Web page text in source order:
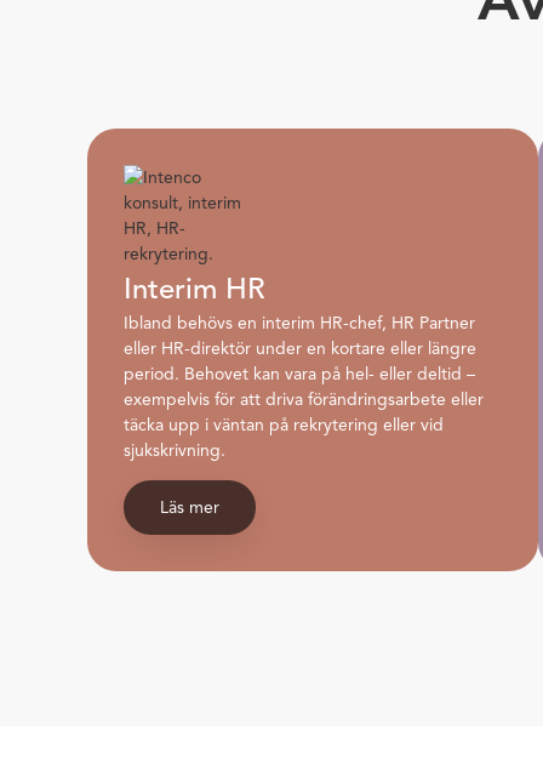
Interim HR ​
Ibland behövs en interim HR-chef, HR Partner
eller HR-direktör under en kortare eller längre
period. Behovet kan vara på hel- eller deltid –
exempelvis för att driva förändringsarbete eller
täcka upp i väntan på rekrytering eller vid
sjukskrivning.
Läs mer